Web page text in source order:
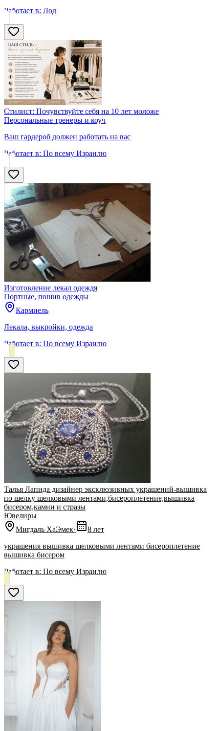
Работает в: Лод
Стилист: Почувствуйте себя на 10 лет моложе
Персональные тренеры и коуч
Ваш гардероб должен работать на вас
Работает в: По всему Израилю
Изготовление лекал одеждя
Портные, пошив одежды
Кармиель
Лекала, выкройки, одежда
Работает в: По всему Израилю
Талья Лапида дизайнер эксклюзивных украшений-вышивка
по шелку шелковыми лентами,бисероплетение,вышивка
бисером,камни и стразы
Ювелиры
Мигдаль ХаЭмек·
8 лет
украшения вышивка шелковыми лентами бисероплетение
вышивка бисером
Работает в: По всему Израилю